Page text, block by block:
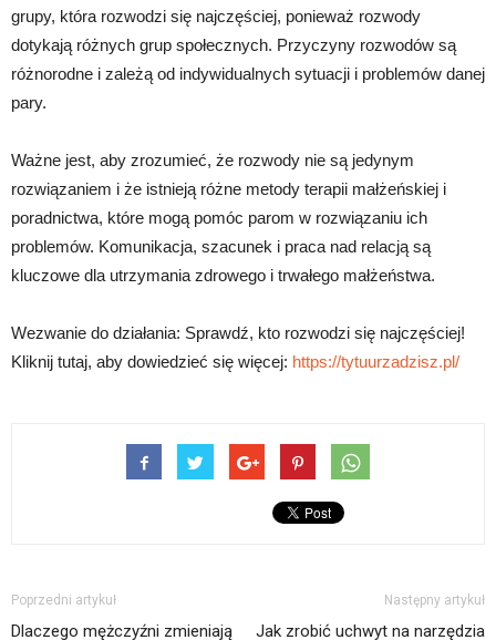
grupy, która rozwodzi się najczęściej, ponieważ rozwody
dotykają różnych grup społecznych. Przyczyny rozwodów są
różnorodne i zależą od indywidualnych sytuacji i problemów danej
pary.
Ważne jest, aby zrozumieć, że rozwody nie są jedynym
rozwiązaniem i że istnieją różne metody terapii małżeńskiej i
poradnictwa, które mogą pomóc parom w rozwiązaniu ich
problemów. Komunikacja, szacunek i praca nad relacją są
kluczowe dla utrzymania zdrowego i trwałego małżeństwa.
Wezwanie do działania: Sprawdź, kto rozwodzi się najczęściej!
Kliknij tutaj, aby dowiedzieć się więcej: https://tytuurzadzisz.pl/
Poprzedni artykuł
Dlaczego mężczyźni zmieniają
Następny artykuł
Jak zrobić uchwyt na narzędzia